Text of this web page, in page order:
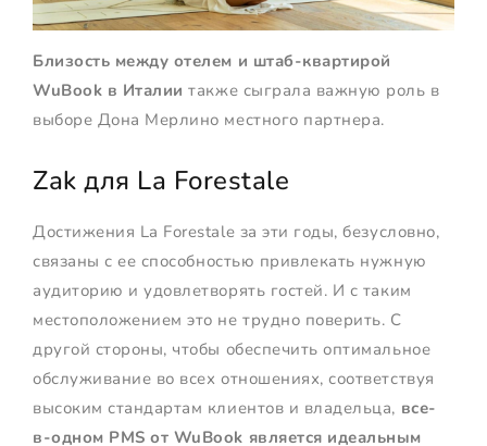
Близость между отелем и штаб-квартирой
WuBook в Италии также сыграла важную роль в
выборе Дона Мерлино местного партнера.
Zak для La Forestale
Достижения La Forestale за эти годы, безусловно,
связаны с ее способностью привлекать нужную
аудиторию и удовлетворять гостей. И с таким
местоположением это не трудно поверить. С
другой стороны, чтобы обеспечить оптимальное
обслуживание во всех отношениях, соответствуя
высоким стандартам клиентов и владельца, все-
в-одном PMS от WuBook является идеальным